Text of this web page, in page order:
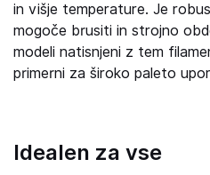
in višje temperature. Je
mogoče brusiti in strojno
modeli natisnjeni z tem
primerni za široko paleto
Idealen za vse